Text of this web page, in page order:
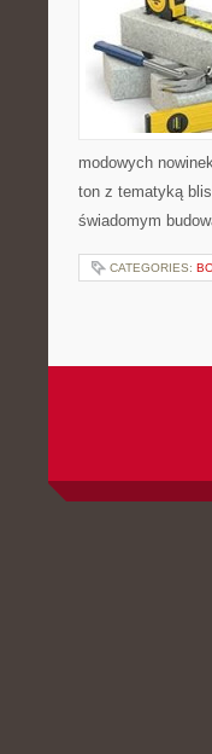
modowych
ton z tematyką
świadomym
CATEGORIES: